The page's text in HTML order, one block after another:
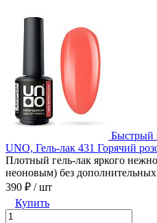
Быстрый
UNO, Гель-лак 431 Горячий
Плотный гель-лак яркого
неоновым) без дополнительных
390 ₽ / шт
Купить